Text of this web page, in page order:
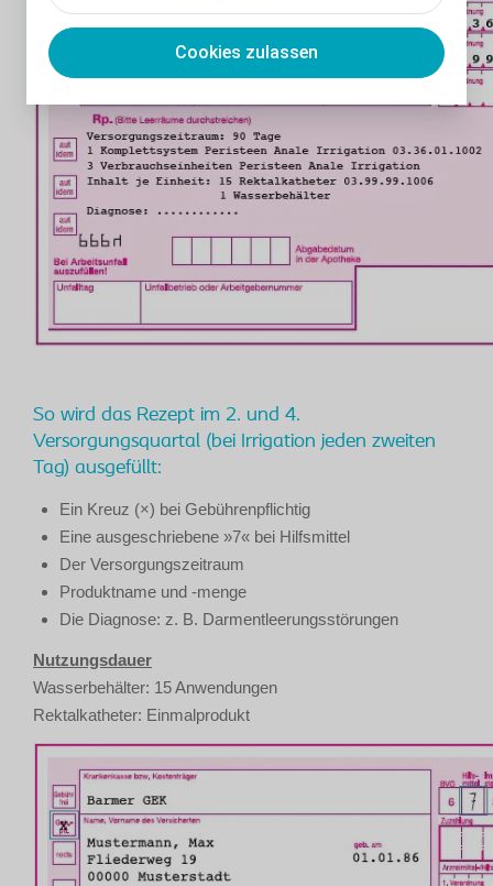
Cookies zulassen
So wird das Rezept im 2. und 4.
Versorgungsquartal (bei Irrigation jeden zweiten
Tag) ausgefüllt:
Ein Kreuz (×) bei Gebührenpflichtig
Eine ausgeschriebene »7« bei Hilfsmittel
Der Versorgungszeitraum
Produktname und -menge
Die Diagnose: z. B. Darmentleerungsstörungen
Nutzungsdauer
Wasserbehälter: 15 Anwendungen
Rektalkatheter: Einmalprodukt